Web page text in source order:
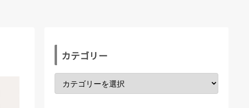
カテゴリー